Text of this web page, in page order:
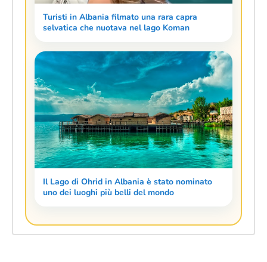
Turisti in Albania filmato una rara capra
selvatica che nuotava nel lago Koman
Il Lago di Ohrid in Albania è stato nominato
uno dei luoghi più belli del mondo